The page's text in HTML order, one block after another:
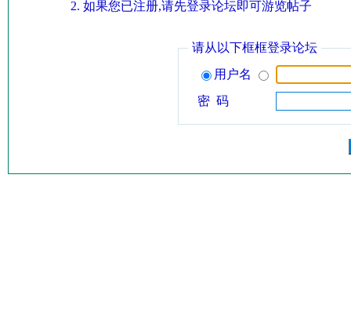
如果您已注册,请先登录论坛即可游览帖子
请从以下框框登录论坛
用户名
密 码